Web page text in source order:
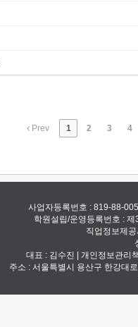
Prev 1 2 3 4
사업자등록번호 : 819-88-
학원설립/운영등록번호 :
직업정보제
대표 : 김수진 | 개인정보관리
주소 : 서울특별시 용산구 한강대